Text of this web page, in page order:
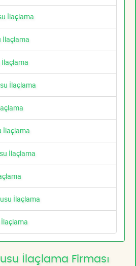
İlaçlama
İlaçlama
İlaçlama
İlaçlama
İlaçlama
İlaçlama
İlaçlama
İlaçlama Firması